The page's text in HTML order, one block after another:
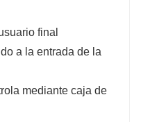
final
a la entrada de la
mediante caja de